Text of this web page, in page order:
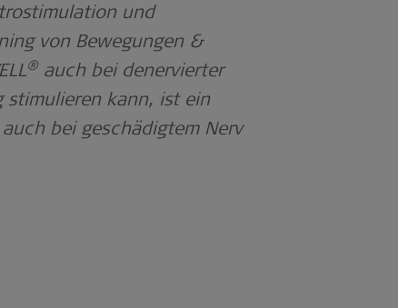
und
von Bewegungen &
® auch bei denervierter
stimulieren kann, ist ein
bei geschädigtem Nerv